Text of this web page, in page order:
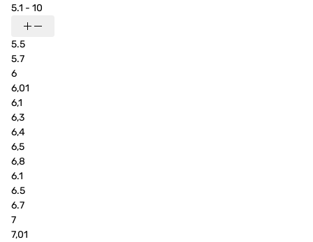
5.1 - 10
5.5
5.7
6
6,01
6,1
6,3
6,4
6,5
6,8
6.1
6.5
6.7
7
7,01